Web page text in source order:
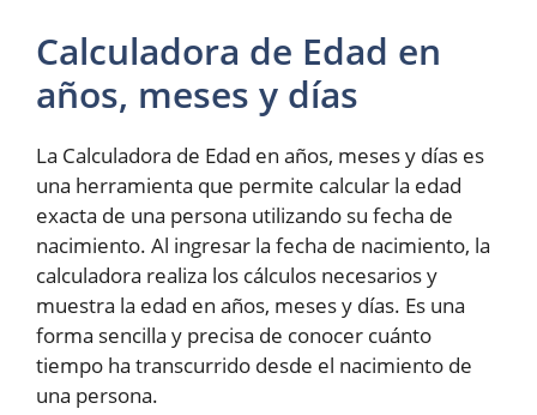
Calculadora de Edad en
años, meses y días
La Calculadora de Edad en años, meses y días es
una herramienta que permite calcular la edad
exacta de una persona utilizando su fecha de
nacimiento. Al ingresar la fecha de nacimiento, la
calculadora realiza los cálculos necesarios y
muestra la edad en años, meses y días. Es una
forma sencilla y precisa de conocer cuánto
tiempo ha transcurrido desde el nacimiento de
una persona.